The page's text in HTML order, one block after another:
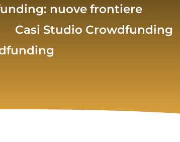
nuove frontiere
Casi Studio Crowdfunding